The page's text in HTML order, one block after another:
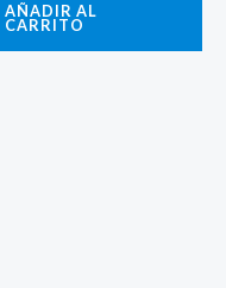
AÑADIR AL
CARRITO